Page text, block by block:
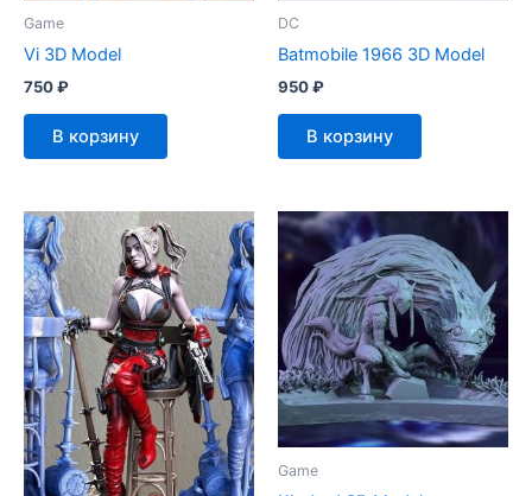
Game
Vi 3D Model
750₽
В корзину
DC
Batmobile 1966 3D Model
950₽
В корзину
Game